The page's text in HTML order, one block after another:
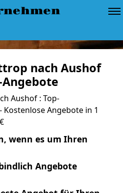
nach Aushof
Aushof : Top-
Angebote in 1
wenn es um Ihren
Angebote